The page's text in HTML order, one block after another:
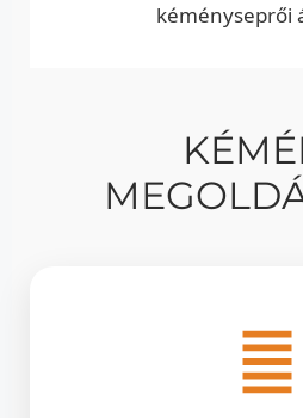
kéményseprői